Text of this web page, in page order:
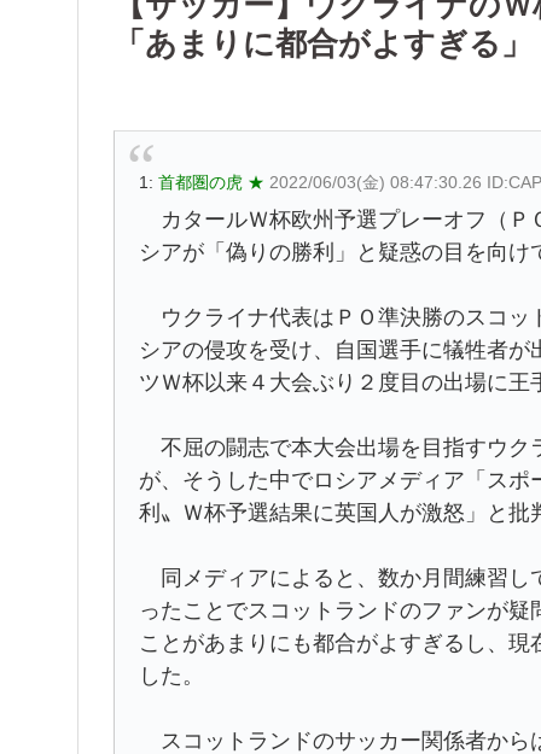
「あまりに都合がよすぎる」
1: 首都圏の虎 ★ 2022/06/03(金) 08:47:30.26
カタールＷ杯欧州予選プレーオフ（Ｐ
シアが「偽りの勝利」と疑惑の目を向け
ウクライナ代表はＰＯ準決勝のスコ
シアの侵攻を受け、自国選手に犠牲者
ツＷ杯以来４大会ぶり２度目の出場に王
不屈の闘志で本大会出場を目指すウク
が、そうした中でロシアメディア「ス
利〟Ｗ杯予選結果に英国人が激怒」と批
同メディアによると、数か月間練習し
ったことでスコットランドのファンが
ことがあまりにも都合がよすぎるし、
した。
スコットランドのサッカー関係者から